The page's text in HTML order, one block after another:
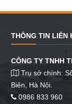
THÔNG TIN LIÊN
CÔNG TY TNHH
Trụ sở chính:
Biên, Hà Nội.
0986 833 960